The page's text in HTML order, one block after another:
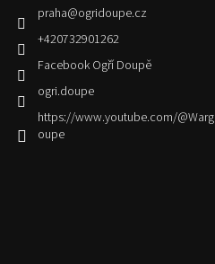
praha@ogridoupe.cz
+420732901262
Facebook Ogří Doupě
ogri.doupe
https://www.youtube.com/
oupe